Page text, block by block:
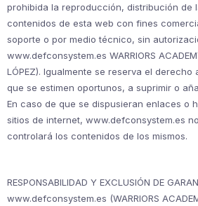
prohibida la reproducción, distribución de
contenidos de esta web con fines
soporte o por medio técnico, sin
www.defconsystem.es WARRIORS
LÓPEZ). Igualmente se reserva el derecho
que se estimen oportunos, a suprimir o
En caso de que se dispusieran enlaces o
sitios de internet, www.defconsystem.es
controlará los contenidos de los mismos.
RESPONSABILIDAD Y EXCLUSIÓN DE
www.defconsystem.es (WARRIORS